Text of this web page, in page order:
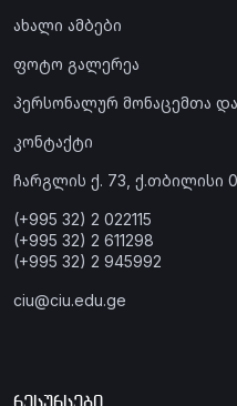
ახალი ამბები
ფოტო გალერეა
პერსონალურ მონაცემთა
კონტაქტი
ჩარგლის ქ. 73, ქ.თბილისი
(+995 32) 2 022115
(+995 32) 2 611298
(+995 32) 2 945992
ciu@ciu.edu.ge
რესურსები